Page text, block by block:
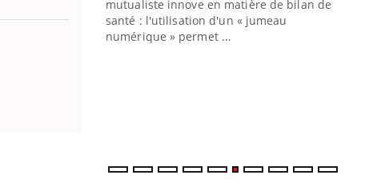
mutualiste innove en matière de bilan de
santé : l'utilisation d'un « jumeau
numérique » permet ...